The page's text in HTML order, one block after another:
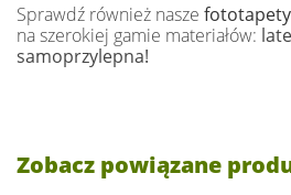
Sprawdź również nasze
na szerokiej gamie materiałów:
samoprzylepna!
Zobacz powiązane